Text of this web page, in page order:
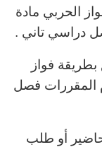
الحربي مادة
فواز
اللفوية 1 نظام المقررات فصل
أو طلب